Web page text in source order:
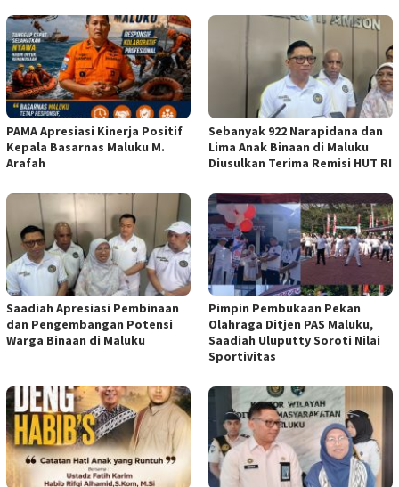
PAMA Apresiasi Kinerja Positif
Kepala Basarnas Maluku M.
Arafah
Sebanyak 922 Narapidana dan
Lima Anak Binaan di Maluku
Diusulkan Terima Remisi HUT RI
Saadiah Apresiasi Pembinaan
dan Pengembangan Potensi
Warga Binaan di Maluku
Pimpin Pembukaan Pekan
Olahraga Ditjen PAS Maluku,
Saadiah Uluputty Soroti Nilai
Sportivitas